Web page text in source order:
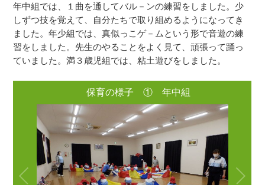
年中組では、１曲を通してバル－ンの練習をしました。少
しずつ技を覚えて、自分たちで取り組めるようになってき
ました。年少組では、真似っこゲ－ムという形で音遊の練
習をしました。先生のやることをよく見て、頑張って踊っ
ていました。満３歳児組では、粘土遊びをしました。
保育の様子 ① 年中組